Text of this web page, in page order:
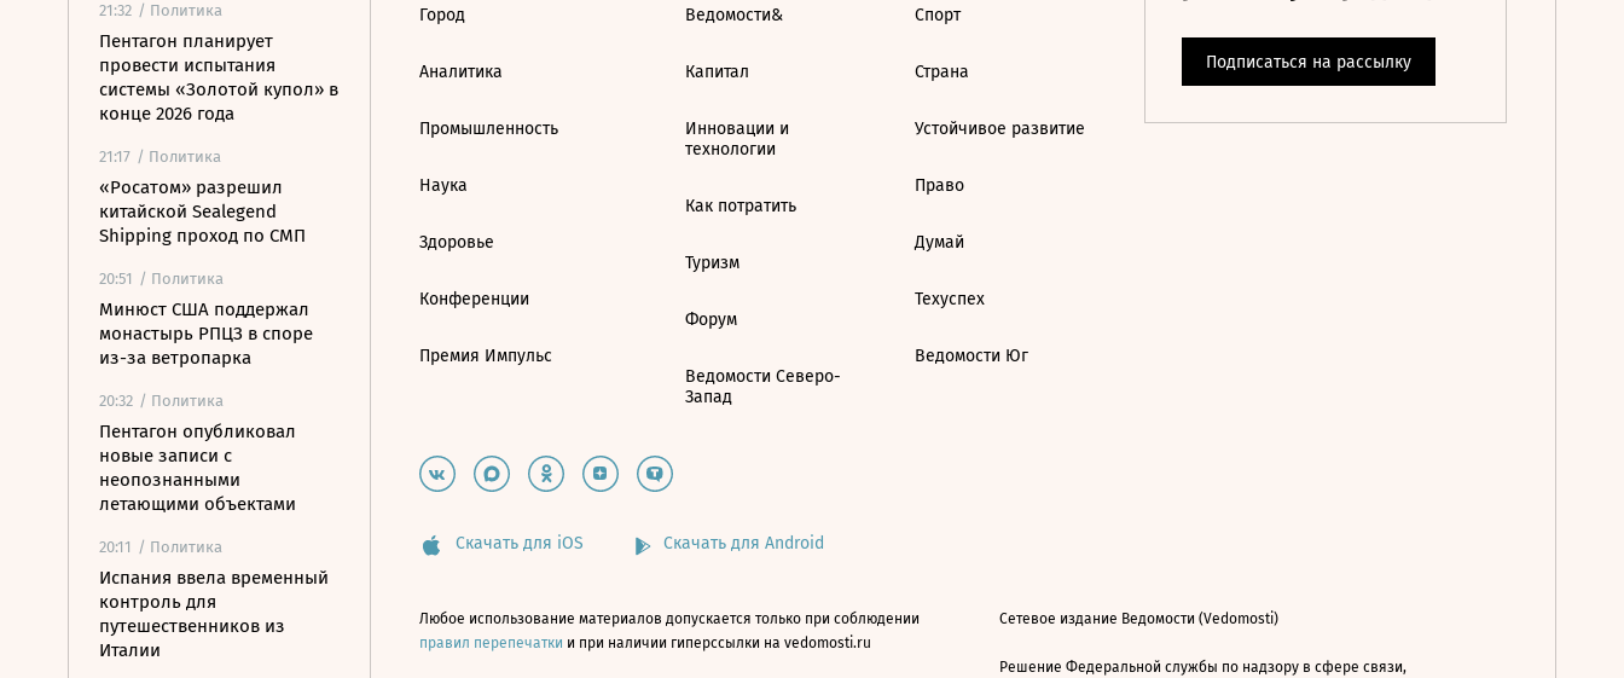
21:32 / Политика
Пентагон планирует
провести испытания
системы «Золотой купол» в
конце 2026 года
21:17 / Политика
«Росатом» разрешил
китайской Sealegend
Shipping проход по СМП
20:51 / Политика
Минюст США поддержал
монастырь РПЦЗ в споре
из-за ветропарка
20:32 / Политика
Пентагон опубликовал
новые записи с
неопознанными
летающими объектами
20:11 / Политика
Испания ввела временный
контроль для
путешественников из
Италии
Город
Аналитика
Промышленность
Наука
Здоровье
Конференции
Премия Импульс
Ведомости&
Капитал
Инновации и
технологии
Как потратить
Туризм
Форум
Ведомости Северо-
Запад
Спорт
Страна
Устойчивое развитие
Право
Думай
Техуспех
Ведомости Юг
Скачать для iOS Скачать для Android
Любое использование материалов допускается только при соблюдении
правил перепечатки и при наличии гиперссылки на vedomosti.ru
Сетевое издание Ведомости (Vedomosti)
Решение Федеральной службы по надзору в сфере связи,